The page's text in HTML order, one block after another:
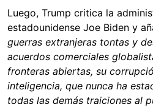
Luego, Trump critica la
estadounidense Joe Biden y
guerras extranjeras tontas y
acuerdos comerciales
fronteras abiertas, su
inteligencia, que nunca ha
todas las demás traiciones al